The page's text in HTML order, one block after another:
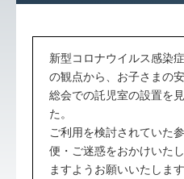
新型コロナウイルス感染
の観点から、お子さまの
総会での託児室の設置を
た。
ご利用を検討されていた
便・ご迷惑をおかけいた
ますようお願いいたします